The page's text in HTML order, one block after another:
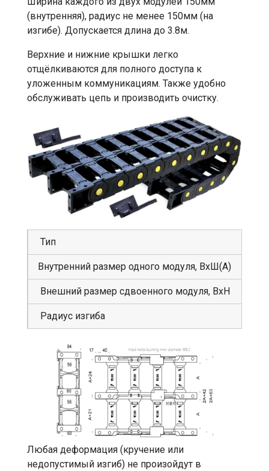
(внутренняя), радиус не менее 150мм (на
изгибе). Допускается длина до 3.8м.
Верхние и нижние крышки легко
отщёлкиваются для полного доступа к
уложенным коммуникациям. Также удобно
обслуживать цепь и производить очистку.
Тип
Внутренний размер одного модуля, ВхШ(А)
Внешний размер сдвоенного модуля, ВхН
Радиус изгиба
Любая деформация (кручение или
недопустимый изгиб) не произойдут в